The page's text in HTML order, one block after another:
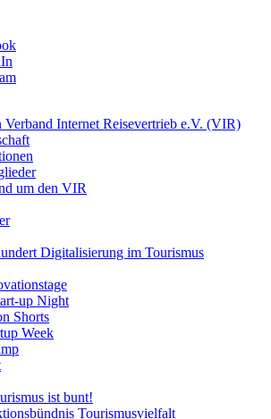
Verband Internet Reisevertrieb e.V. (VIR)
um den VIR
Digitalisierung im Tourismus
up Night
Shorts
Week
ist bunt!
Tourismusvielfalt